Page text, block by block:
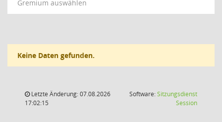
Gremium auswählen
Keine Daten gefunden.
Letzte Änderung: 07.08.2026
17:02:15
Software:Sitzungsdienst
Session(Wird in